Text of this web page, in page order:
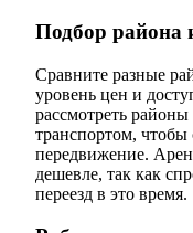
Подбор района
Сравните разные
уровень цен и
рассмотреть
транспортом, чтобы
передвижение.
дешевле, так как
переезд в это время.